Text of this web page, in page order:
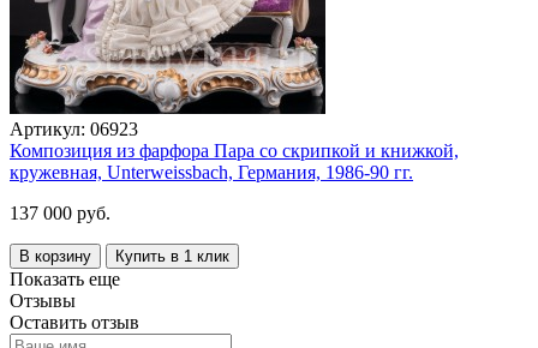
Артикул: 06923
Композиция из фарфора Пара со скрипкой и книжкой,
кружевная, Unterweissbach, Германия, 1986-90 гг.
137 000 руб.
В корзину Купить в 1 клик
Показать еще
Отзывы
Оставить отзыв